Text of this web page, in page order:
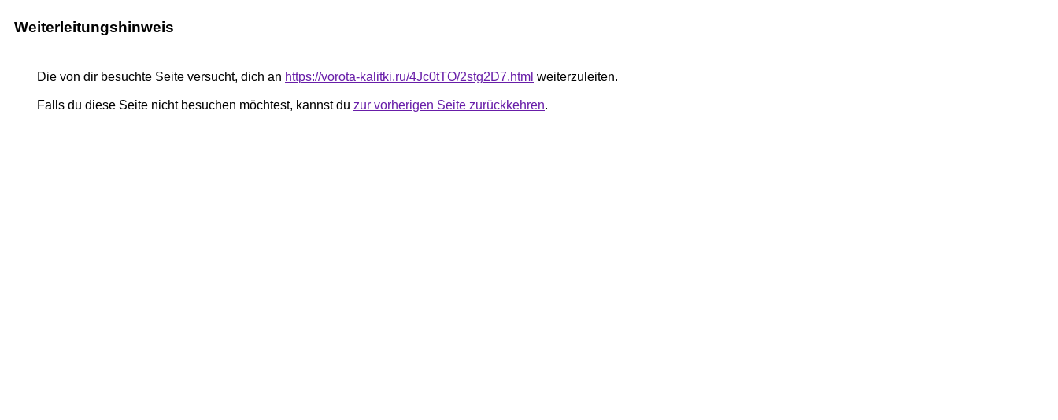
Weiterleitungshinweis
Die von dir besuchte Seite versucht, dich an https://vorota-kalitki.ru/4Jc0tTO/2stg2D7.html weiterzuleiten.
Falls du diese Seite nicht besuchen möchtest, kannst du zur vorherigen Seite zurückkehren.